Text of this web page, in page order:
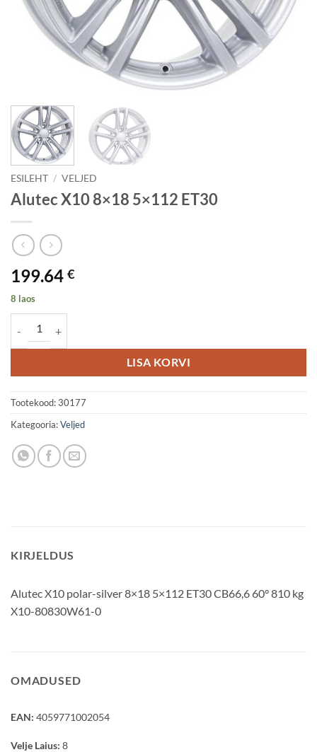
ESILEHT / VELJED
Alutec X10 8×18 5×112 ET30
199.64 €
8 laos
LISA KORVI
Tootekood:30177
Kategooria:Veljed
KIRJELDUS
Alutec X10 polar-silver 8×18 5×112 ET30 CB66,6 60° 810 kg
X10-80830W61-0
OMADUSED
EAN: 4059771002054
Velje Laius: 8